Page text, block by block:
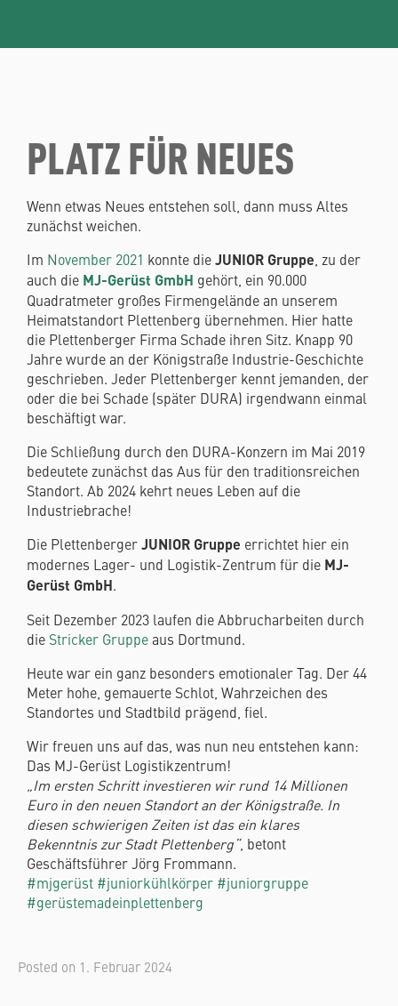
PLATZ FÜR NEUES
Wenn etwas Neues entstehen soll, dann muss Altes
zunächst weichen.
Im November 2021 konnte dieJUNIOR Gruppe , zu der
auch die MJ-Gerüst GmbH gehört, ein 90.000
Quadratmeter großes Firmengelände an unserem
Heimatstandort Plettenberg übernehmen. Hier hatte
die Plettenberger Firma Schade ihren Sitz. Knapp 90
Jahre wurde an der Königstraße Industrie-Geschichte
geschrieben. Jeder Plettenberger kennt jemanden, der
oder die bei Schade (später DURA) irgendwann einmal
beschäftigt war.
Die Schließung durch den DURA-Konzern im Mai 2019
bedeutete zunächst das Aus für den traditionsreichen
Standort. Ab 2024 kehrt neues Leben auf die
Industriebrache!
Die PlettenbergerJUNIOR Gruppe errichtet hier ein
modernes Lager- und Logistik-Zentrum für die MJ-
Gerüst GmbH.
Seit Dezember 2023 laufen die Abbrucharbeiten durch
die Stricker Gruppeaus Dortmund.
Heute war ein ganz besonders emotionaler Tag. Der 44
Meter hohe, gemauerte Schlot, Wahrzeichen des
Standortes und Stadtbild prägend, fiel.
Wir freuen uns auf das, was nun neu entstehen kann:
Das MJ-Gerüst Logistikzentrum!
„Im ersten Schritt investieren wir rund 14 Millionen
Euro in den neuen Standort an der Königstraße. In
diesen schwierigen Zeiten ist das ein klares
Bekenntnis zur Stadt Plettenberg“, betont
Geschäftsführer Jörg Frommann.
#mjgerüst #juniorkühlkörper #juniorgruppe
#gerüstemadeinplettenberg
Posted on 1. Februar 2024